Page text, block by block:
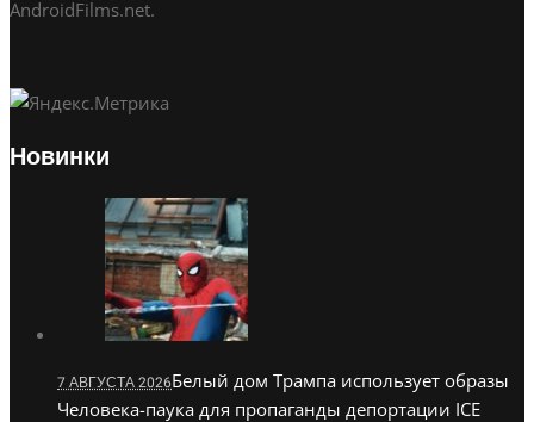
AndroidFilms.net.
Новинки
7 АВГУСТА 2026Белый дом Трампа использует образы
Человека-паука для пропаганды депортации ICE